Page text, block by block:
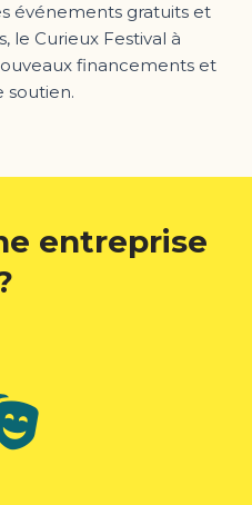
événements gratuits et
le Curieux Festival à
financements et
soutien.
entreprise